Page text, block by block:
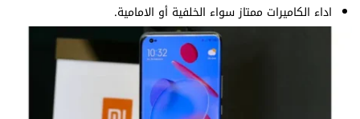
اداء الكاميرات ممتاز سواء الخلفية أو الامامية.